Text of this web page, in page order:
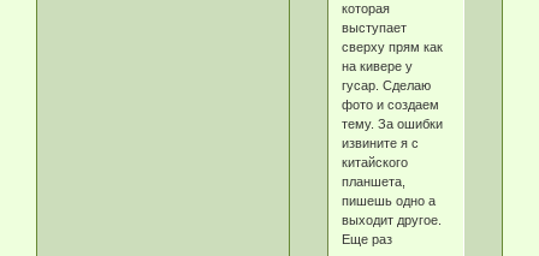
которая
выступает
сверху прям как
на кивере у
гусар. Сделаю
фото и создаем
тему. За ошибки
извините я с
китайского
планшета,
пишешь одно а
выходит другое.
Еще раз